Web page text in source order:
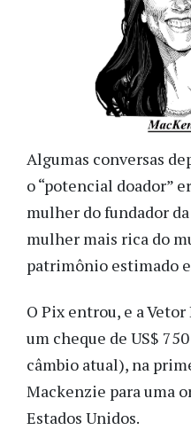
Algumas conversas
o “potencial doador”
mulher do fundador
mulher mais rica do
patrimônio estimado
O Pix entrou, e a
um cheque de US$
câmbio atual), na
Mackenzie para uma
Estados Unidos.